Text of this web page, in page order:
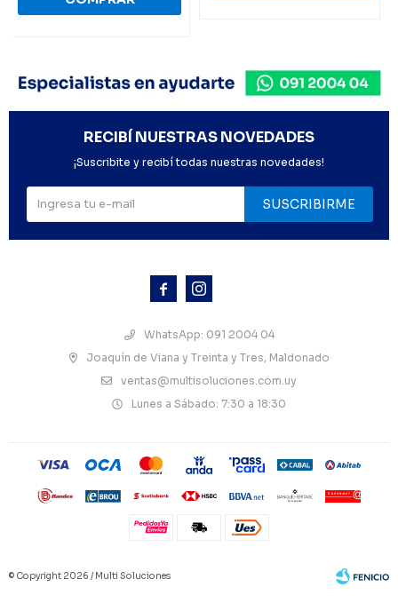
 
WhatsApp: 091 2004 04
Joaquín de Viana y Treinta y Tres, Maldonado
ventas@multisoluciones.com.uy
Lunes a Sábado: 7:30 a 18:30
RECIBÍ NUESTRAS NOVEDADES
¡Suscribite y recibí todas nuestras novedades!
SUSCRIBIRME
© Copyright 2026 / Multi Soluciones